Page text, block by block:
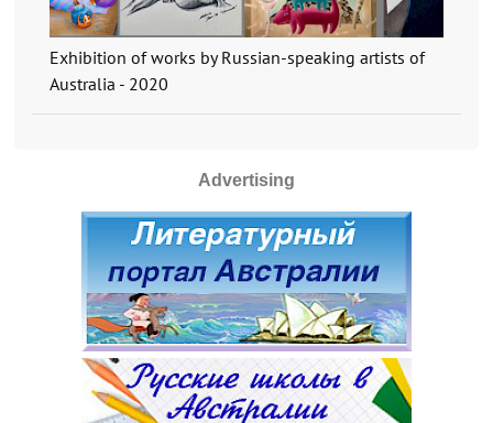
Exhibition of works by Russian-speaking artists of
Australia - 2020
Advertising